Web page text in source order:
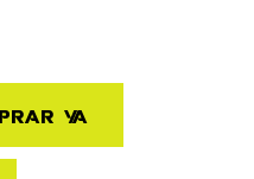
ya